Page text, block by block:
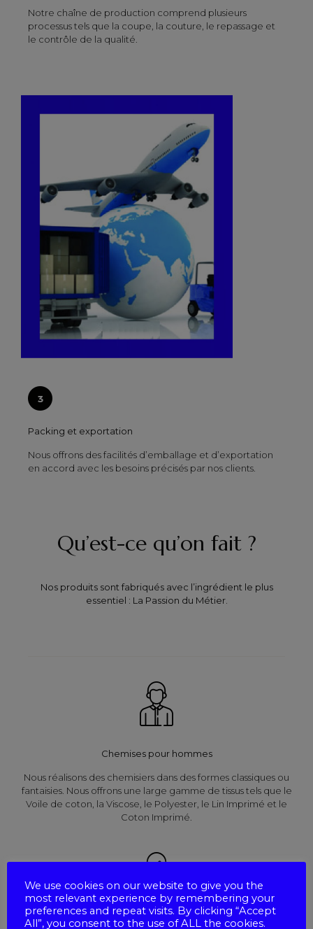
Notre chaîne de production comprend plusieurs
processus tels que la coupe, la couture, le repassage et
le contrôle de la qualité.
Packing et exportation
Nous offrons des facilités d’emballage et d’exportation
en accord avec les besoins précisés par nos clients.
Qu’est-ce qu’on fait ?
Nos produits sont fabriqués avec l’ingrédient le plus
essentiel : La Passion du Métier.
Chemises pour hommes
Nous réalisons des chemisiers dans des formes classiques ou
fantaisies. Nous offrons une large gamme de tissus tels que le
Voile de coton, la Viscose, le Polyester, le Lin Imprimé et le
Coton Imprimé.
Chemises pour femmes
We use cookies on our website to give you the
most relevant experience by remembering your
preferences and repeat visits. By clicking “Accept
All”, you consent to the use of ALL the cookies.